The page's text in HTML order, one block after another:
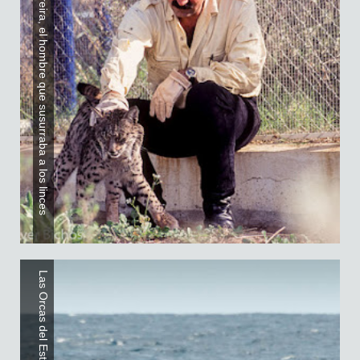
Pablo Pereira, el hombre que susurraba a los linces